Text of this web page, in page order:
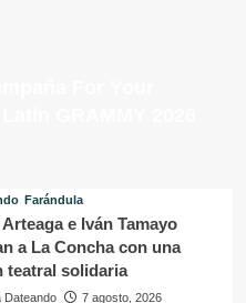
Farándula
e Iván Tamayo
a La Concha con una
teatral solidaria
Dateando 7 agosto, 2026